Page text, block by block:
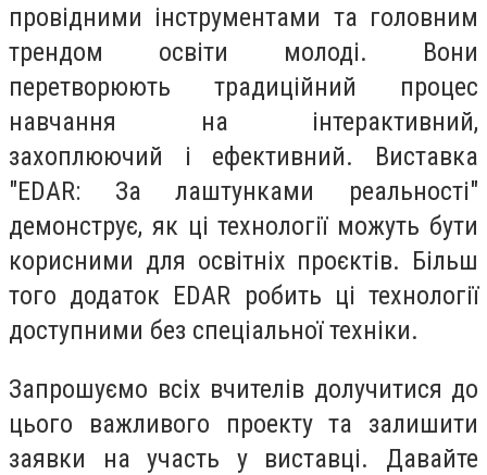
провідними інструментами та головним
трендом освіти молоді. Вони
перетворюють традиційний процес
навчання на інтерактивний,
захоплюючий і ефективний. Виставка
"EDAR: За лаштунками реальності"
демонструє, як ці технології можуть бути
корисними для освітніх проєктів. Більш
того додаток EDAR робить ці технології
доступними без спеціальної техніки.
Запрошуємо всіх вчителів долучитися до
цього важливого проекту та залишити
заявки на участь у виставці. Давайте